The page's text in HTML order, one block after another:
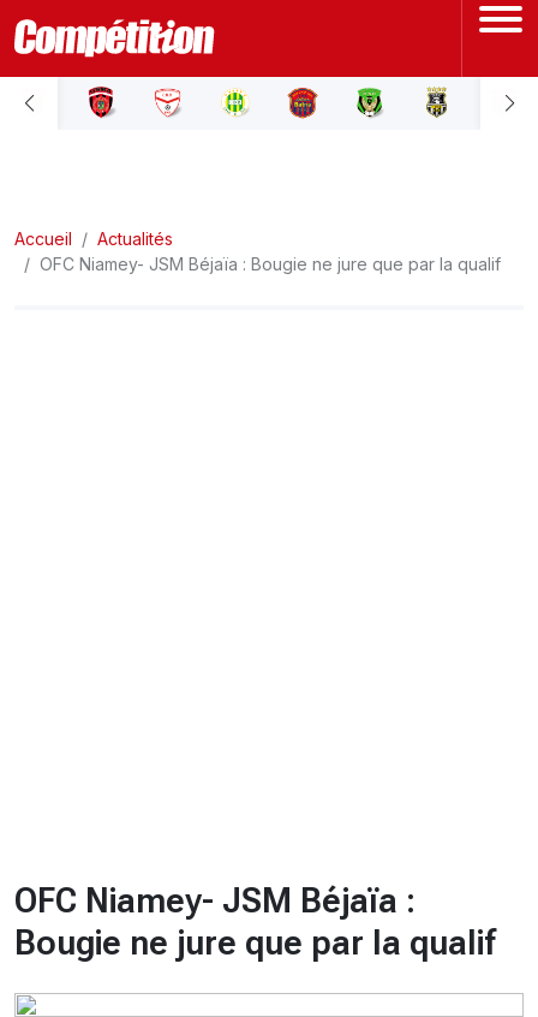
ACCUEIL
LIGUE 2
Accueil
Actualités
OFC Niamey- JSM Béjaïa : Bougie ne jure que par la qualif
OFC Niamey- JSM Béjaïa :
Bougie ne jure que par la qualif